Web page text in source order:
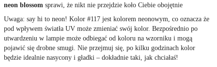
neon blossom sprawi, że nikt nie przejdzie koło Ciebie obojętnie
Uwaga: say hi to neon! Kolor #117 jest kolorem neonowym, co oznacza że
pod wpływem światła UV może zmieniać swój kolor. Bezpośrednio po
utwardzeniu w lampie może odbiegać od koloru na wzorniku i mogą
pojawić się drobne smugi. Nie przejmuj się, po kilku godzinach kolor
będzie idealnie nasycony i gładki – dokładnie taki, jak chciałaś!